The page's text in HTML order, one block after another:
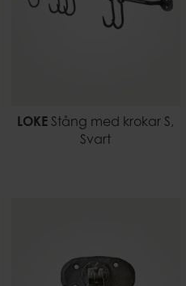
LOKE Stång med krokar S,
Svart